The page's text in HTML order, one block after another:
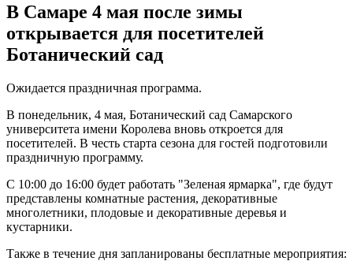
09.08.2026 | 15:05
Вратарь Гудиев рассказал о тактике "Акрона" на матч с
"Локомотивом"
09.08.2026 | 14:25
В Красноглинском районе Самары водитель легковушки сбил
ребенка
09.08.2026 | 14:16
В России могут отменить ЕГЭ с 2027 года
09.08.2026 | 12:35
На Самарскую область 9 августа обрушатся гроза, ливень и
град
09.08.2026 | 12:12
В Самаре открыли обновленный стадион филиала ЦСКА
09.08.2026 | 11:49
В самарском парке Гагарина отметили День физкультурника
09.08.2026 | 11:41
В похвистневском парке "Юбилейный" появилась новая
спортплощадка
В Самаре 4 мая после зимы
открывается для посетителей
Ботанический сад
Ожидается праздничная программа.
В понедельник, 4 мая, Ботанический сад Самарского
университета имени Королева вновь откроется для
посетителей. В честь старта сезона для гостей подготовили
праздничную программу.
С 10:00 до 16:00 будет работать "Зеленая ярмарка", где будут
представлены комнатные растения, декоративные
многолетники, плодовые и декоративные деревья и
кустарники.
Также в течение дня запланированы бесплатные мероприятия: